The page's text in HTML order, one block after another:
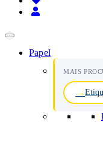
Papel
MAIS